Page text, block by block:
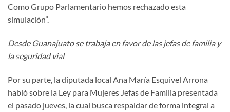
Como Grupo Parlamentario hemos rechazado esta
simulación”.
Desde Guanajuato se trabaja en favor de las jefas de familia y
la seguridad vial
Por su parte, la diputada local Ana María Esquivel Arrona
habló sobre la Ley para Mujeres Jefas de Familia presentada
el pasado jueves, la cual busca respaldar de forma integral a